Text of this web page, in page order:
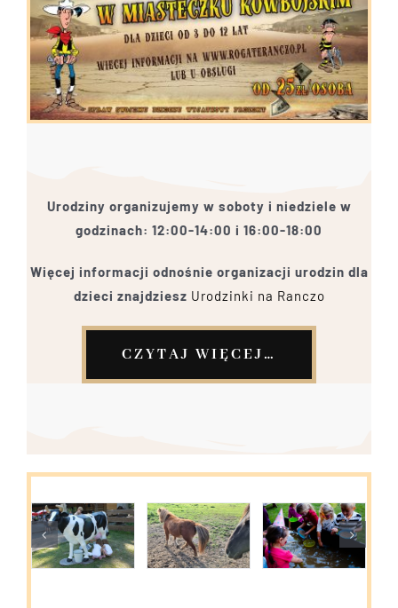
Urodziny organizujemy w soboty i niedziele w
godzinach: 12:00-14:00 i 16:00-18:00
Więcej informacji odnośnie organizacji urodzin dla
dzieci znajdziesz Urodzinki na Ranczo
CZYTAJ WIĘCEJ…